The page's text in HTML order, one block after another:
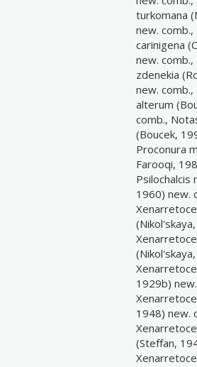
turkomana
new. comb.,
carinigena
new. comb.,
zdenekia
new.
alterum
comb.,
(Boucek,
Proconura
Farooqi,
Psilochalcis
1960) new.
1929b)
1948) new.
(Steffan,